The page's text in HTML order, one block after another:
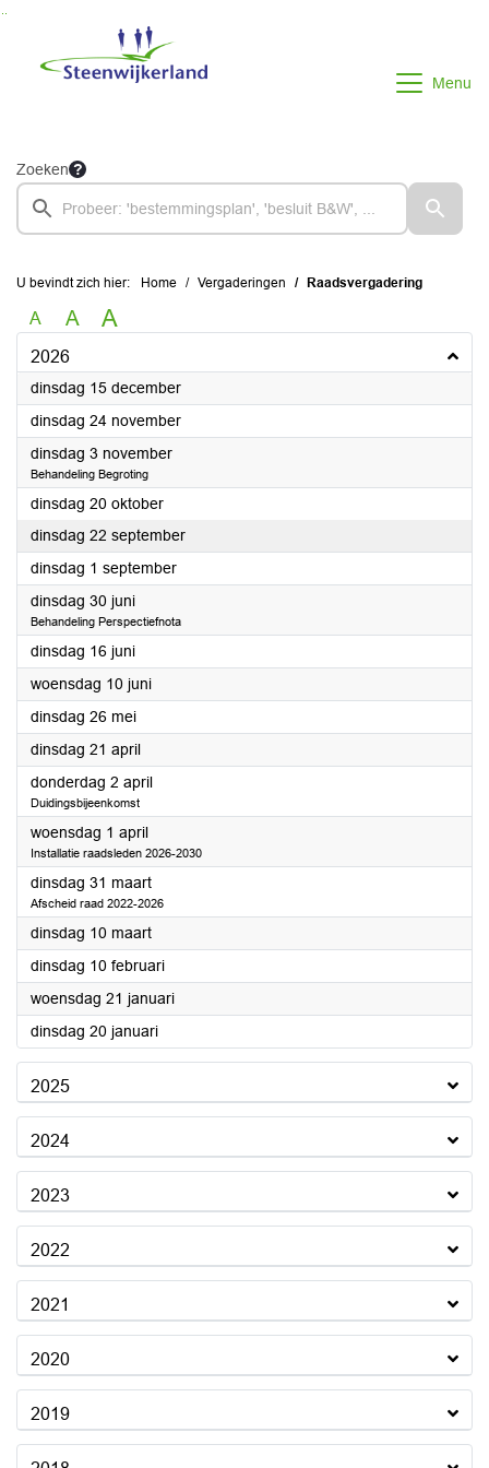
Ga naar de inhoud van deze pagina
Menu
Zoeken
U bevindt zich hier: Home Vergaderingen Raadsvergadering
A A A
2026
dinsdag 15 december2026
dinsdag 24 november2026
dinsdag 3 november2026
Behandeling Begroting
dinsdag 20 oktober2026
dinsdag 22 september2026
dinsdag 1 september2026
dinsdag 30 juni2026
Behandeling Perspectiefnota
dinsdag 16 juni2026
woensdag 10 juni2026
dinsdag 26 mei2026
dinsdag 21 april2026
donderdag 2 april2026
Duidingsbijeenkomst
woensdag 1 april2026
Installatie raadsleden 2026-2030
dinsdag 31 maart2026
Afscheid raad 2022-2026
dinsdag 10 maart2026
dinsdag 10 februari2026
woensdag 21 januari2026
dinsdag 20 januari2026
2025
2024
2023
2022
2021
2020
2019